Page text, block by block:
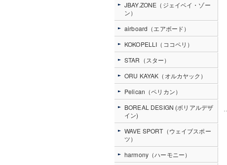
JBAY.ZONE（ジェイベイ・ゾー
ン）
airboard（エアボード）
KOKOPELLI（ココペリ）
STAR（スター）
ORU KAYAK（オルカヤック）
Pelican（ペリカン）
BOREAL DESIGN (ボリアルデザ
イン)
WAVE SPORT（ウェイブスポー
ツ）
harmony（ハーモニー）